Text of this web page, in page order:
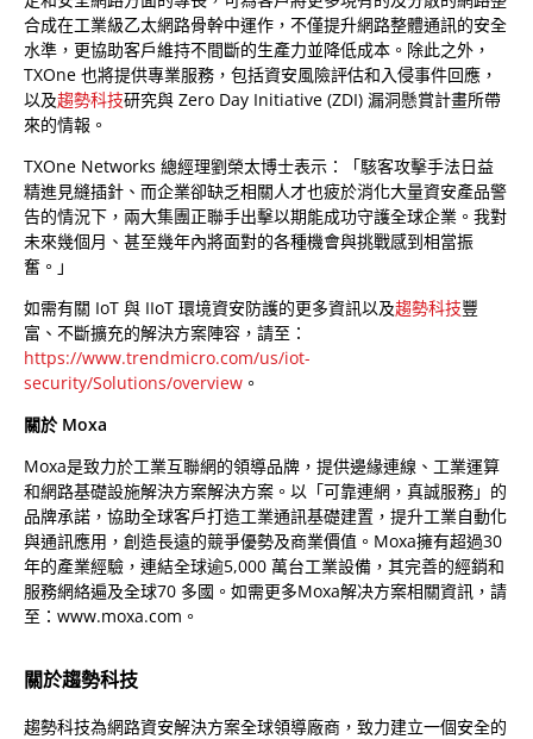
合成在工業級乙太網路骨幹中運作，不僅提升網路整體通訊的安全
水準，更協助客戶維持不間斷的生產力並降低成本。除此之外，
TXOne 也將提供專業服務，包括資安風險評估和入侵事件回應，
以及趨勢科技研究與 Zero Day Initiative (ZDI) 漏洞懸賞計畫所帶
來的情報。
TXOne Networks 總經理劉榮太博士表示：「駭客攻擊手法日益
精進見縫插針、而企業卻缺乏相關人才也疲於消化大量資安產品警
告的情況下，兩大集團正聯手出擊以期能成功守護全球企業。我對
未來幾個月、甚至幾年內將面對的各種機會與挑戰感到相當振
奮。」
如需有關 IoT 與 IIoT 環境資安防護的更多資訊以及趨勢科技豐
富、不斷擴充的解決方案陣容，請至：
https://www.trendmicro.com/us/iot-
security/Solutions/overview 。
關於 Moxa
Moxa是致力於工業互聯網的領導品牌，提供邊緣連線、工業運算
和網路基礎設施解決方案解決方案。以「可靠連網，真誠服務」的
品牌承諾，協助全球客戶打造工業通訊基礎建置，提升工業自動化
與通訊應用，創造長遠的競爭優勢及商業價值。Moxa擁有超過30
年的產業經驗，連結全球逾5,000 萬台工業設備，其完善的經銷和
服務網絡遍及全球70 多國。如需更多Moxa解决方案相關資訊，請
至：www.moxa.com。
關於趨勢科技
趨勢科技為網路資安解決方案全球領導廠商，致力建立一個安全的